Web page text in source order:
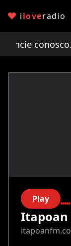
iloveradio
conosco.
Play
Itapoan